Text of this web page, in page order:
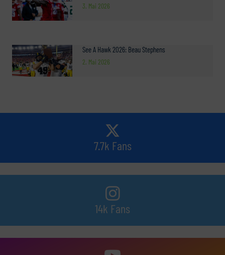
3. Mai 2026
See A Hawk 2026: Beau Stephens
2. Mai 2026
7.7k Fans
14k Fans